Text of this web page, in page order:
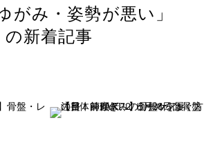
がみ・姿勢が悪い」
の新着記事